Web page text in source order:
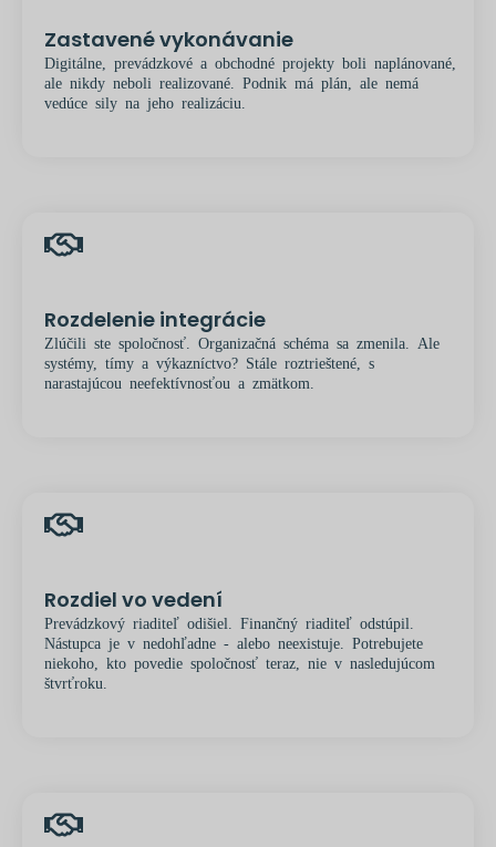
Zastavené vykonávanie
Digitálne, prevádzkové a obchodné projekty boli naplánované,
ale nikdy neboli realizované. Podnik má plán, ale nemá
vedúce sily na jeho realizáciu.
Rozdelenie integrácie
Zlúčili ste spoločnosť. Organizačná schéma sa zmenila. Ale
systémy, tímy a výkazníctvo? Stále roztrieštené, s
narastajúcou neefektívnosťou a zmätkom.
Rozdiel vo vedení
Prevádzkový riaditeľ odišiel. Finančný riaditeľ odstúpil.
Nástupca je v nedohľadne - alebo neexistuje. Potrebujete
niekoho, kto povedie spoločnosť teraz, nie v nasledujúcom
štvrťroku.